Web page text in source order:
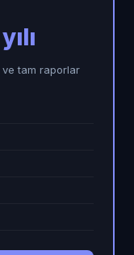
ve tam raporlar